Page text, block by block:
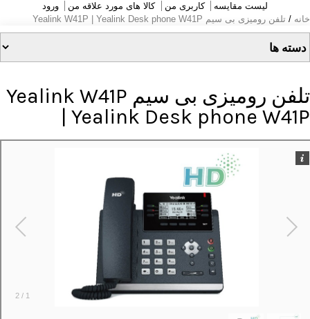
لیست مقایسه کاربری من کالا های مورد علاقه من
ورود
خانه / تلفن رومیزی بی سیم Yealink W41P | Yealink Desk phone W41P
تلفن رومیزی بی سیم Yealink W41P
| Yealink Desk phone W41P
1
/
2